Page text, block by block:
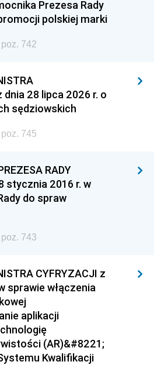
Prezesa Rady
polskiej marki
742
dnia 28 lipca 2026 r. o
sędziowskich
745
RADY
stycznia 2016 r. w
do spraw
743
CYFRYZACJI z
sprawie włączenia
aplikacji
(AR)&#8221;
Kwalifikacji